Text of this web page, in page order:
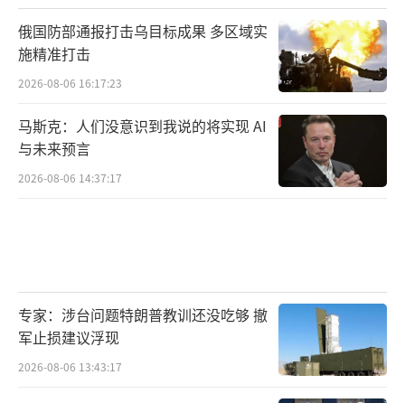
俄国防部通报打击乌目标成果 多区域实
施精准打击
2026-08-06 16:17:23
马斯克：人们没意识到我说的将实现 AI
与未来预言
2026-08-06 14:37:17
专家：涉台问题特朗普教训还没吃够 撤
军止损建议浮现
2026-08-06 13:43:17